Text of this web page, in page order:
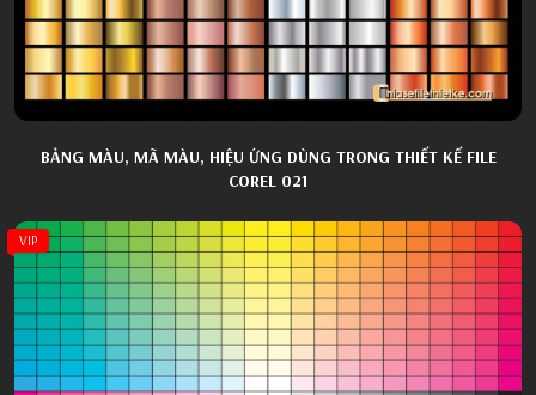
BẢNG MÀU, MÃ MÀU, HIỆU ỨNG DÙNG TRONG THIẾT KẾ FILE
COREL 021
VIP